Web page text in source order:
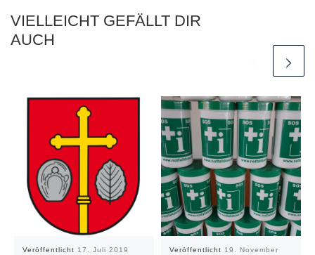
VIELLEICHT GEFÄLLT DIR
AUCH
Veröffentlicht 17. Juli 2019 Veröffentlicht 19. November